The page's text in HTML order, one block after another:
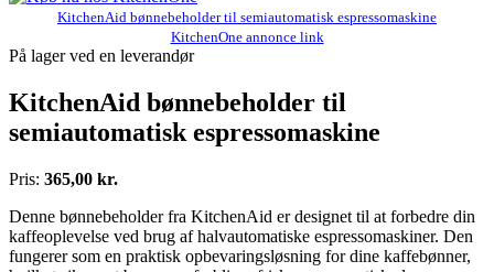
KitchenAid bønnebeholder til semiautomatisk espressomaskine
KitchenOne annonce link
På lager ved en leverandør
KitchenAid bønnebeholder til
semiautomatisk espressomaskine
Pris: 365,00 kr.
Denne bønnebeholder fra KitchenAid er designet til at forbedre din
kaffeoplevelse ved brug af halvautomatiske espressomaskiner. Den
fungerer som en praktisk opbevaringsløsning for dine kaffebønner,